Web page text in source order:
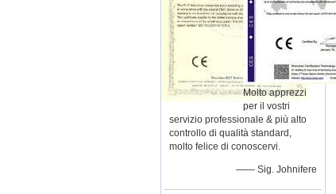
Molto apprezzi
per il vostri
servizio professionale & più alto
controllo di qualità standard,
molto felice di conoscervi.
—— Sig. Johnifere